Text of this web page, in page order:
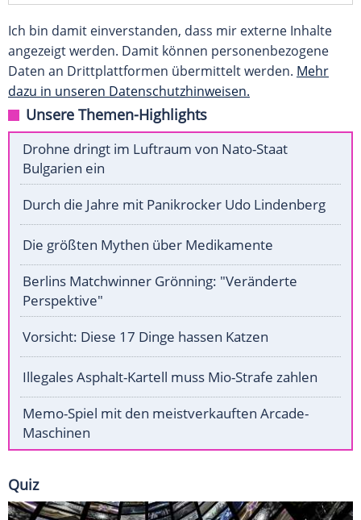
Ich bin damit einverstanden, dass mir externe Inhalte
angezeigt werden. Damit können personenbezogene
Daten an Drittplattformen übermittelt werden. Mehr
dazu in unseren Datenschutzhinweisen.
Unsere Themen-Highlights
Drohne dringt im Luftraum von Nato-Staat
Bulgarien ein
Durch die Jahre mit Panikrocker Udo Lindenberg
Die größten Mythen über Medikamente
Berlins Matchwinner Grönning: "Veränderte
Perspektive"
Vorsicht: Diese 17 Dinge hassen Katzen
Illegales Asphalt-Kartell muss Mio-Strafe zahlen
Memo-Spiel mit den meistverkauften Arcade-
Maschinen
Quiz